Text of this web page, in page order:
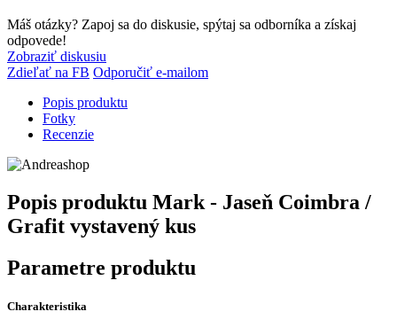
Máš otázky? Zapoj sa do diskusie, spýtaj sa odborníka a získaj
odpovede!
Zobraziť diskusiu
Zdieľať na FB Odporučiť e-mailom
Popis produktu
Fotky
Recenzie
Popis produktu Mark - Jaseň Coimbra /
Grafit vystavený kus
Parametre produktu
Charakteristika